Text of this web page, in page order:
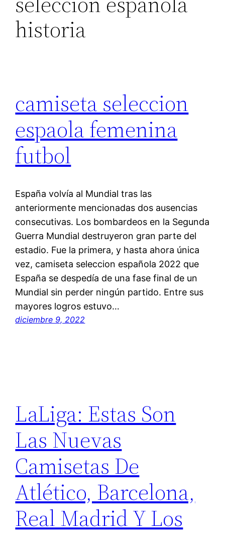
historia
camiseta seleccion
espaola femenina
futbol
España volvía al Mundial tras las
anteriormente mencionadas dos ausencias
consecutivas. Los bombardeos en la Segunda
Guerra Mundial destruyeron gran parte del
estadio. Fue la primera, y hasta ahora única
vez, camiseta seleccion española 2022 que
España se despedía de una fase final de un
Mundial sin perder ningún partido. Entre sus
mayores logros estuvo…
diciembre 9, 2022
LaLiga: Estas Son
Las Nuevas
Camisetas De
Atlético, Barcelona,
Real Madrid Y Los